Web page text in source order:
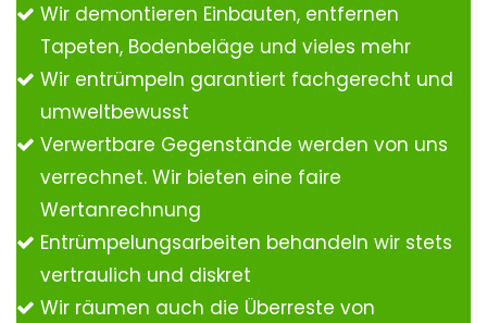
Wir demontieren Einbauten, entfernen
Tapeten, Bodenbeläge und vieles mehr
Wir entrümpeln garantiert fachgerecht und
umweltbewusst
Verwertbare Gegenstände werden von uns
verrechnet. Wir bieten eine faire
Wertanrechnung
Entrümpelungsarbeiten behandeln wir stets
vertraulich und diskret
Wir räumen auch die Überreste von